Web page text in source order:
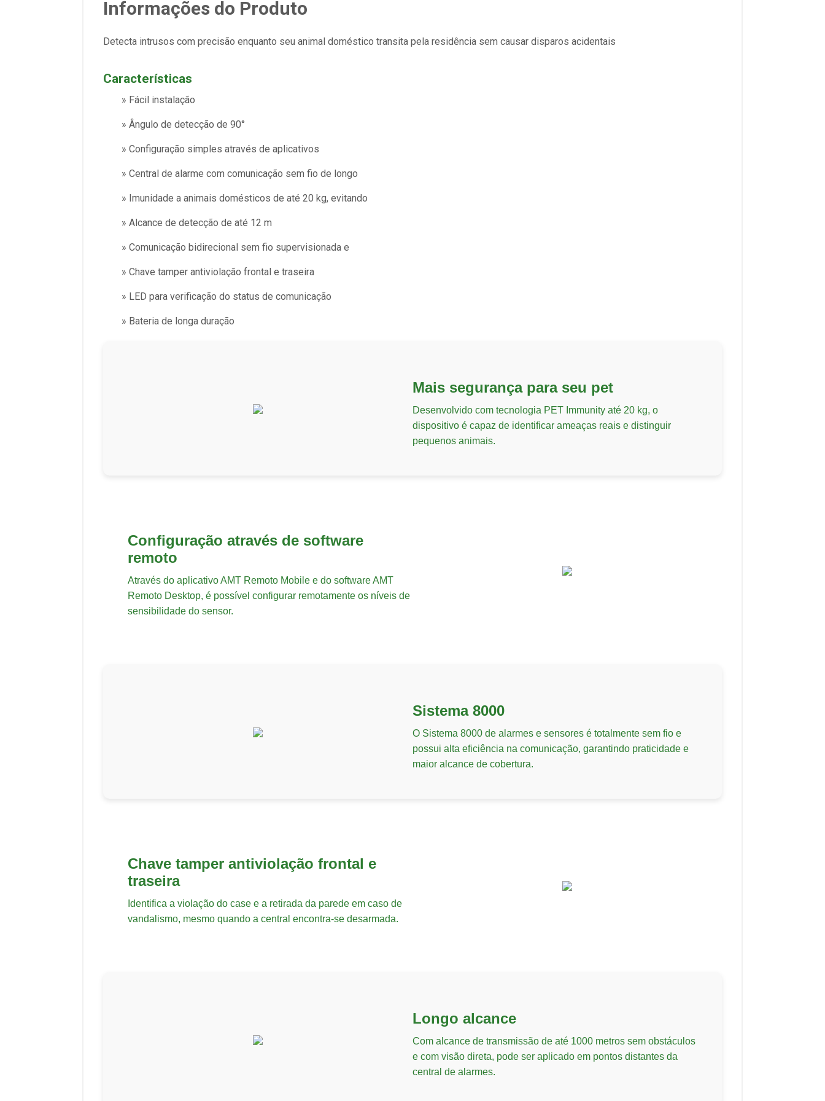
Informações do Produto
Detecta intrusos com precisão enquanto seu animal doméstico transita pela residência sem causar disparos acidentais
Características
» Fácil instalação
» Ângulo de detecção de 90°
» Configuração simples através de aplicativos
» Central de alarme com comunicação sem fio de longo
» Imunidade a animais domésticos de até 20 kg, evitando
» Alcance de detecção de até 12 m
» Comunicação bidirecional sem fio supervisionada e
» Chave tamper antiviolação frontal e traseira
» LED para verificação do status de comunicação
» Bateria de longa duração
Mais segurança para seu pet
Desenvolvido com tecnologia PET Immunity até 20 kg, o
dispositivo é capaz de identificar ameaças reais e distinguir
pequenos animais.
Configuração através de software
remoto
Através do aplicativo AMT Remoto Mobile e do software AMT
Remoto Desktop, é possível configurar remotamente os níveis de
sensibilidade do sensor.
Sistema 8000
O Sistema 8000 de alarmes e sensores é totalmente sem fio e
possui alta eficiência na comunicação, garantindo praticidade e
maior alcance de cobertura.
Chave tamper antiviolação frontal e
traseira
Identifica a violação do case e a retirada da parede em caso de
vandalismo, mesmo quando a central encontra-se desarmada.
Longo alcance
Com alcance de transmissão de até 1000 metros sem obstáculos
e com visão direta, pode ser aplicado em pontos distantes da
central de alarmes.